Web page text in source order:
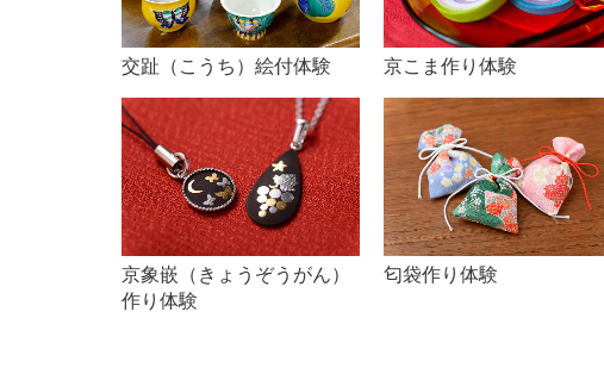
交趾（こうち）絵付体験 京こま作り体験
京象嵌（きょうぞうがん）
作り体験
匂袋作り体験